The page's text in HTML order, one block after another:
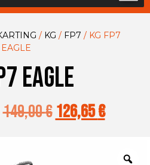
/ KG / FP7 / KG FP7
EAGLE
EAGLE
149,00€ 126,65€